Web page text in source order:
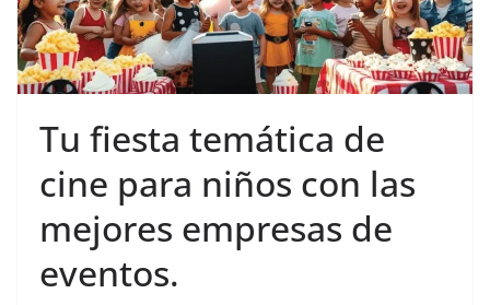
Tu fiesta temática de
cine para niños con las
mejores empresas de
eventos.